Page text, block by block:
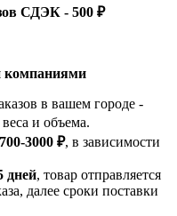
СДЭК - 500 ₽
компаниями
в вашем городе -
и объема.
700-3000 ₽, в зависимости
дней, товар отправляется
далее сроки поставки